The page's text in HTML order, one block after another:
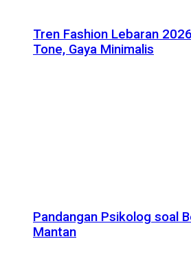
Tren Fashion Lebaran
Tone, Gaya Minimalis
Pandangan Psikolog soal
Mantan